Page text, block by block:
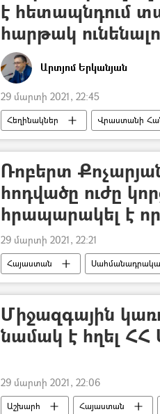
է հետապնդում
հարթակ
Արտյոմ Երկանյան
29 մարտի 2021, 22:45
Հեղինակներ Վրաստանի
Թուրքիա
Ադրբեջան
Ռոբերտ
հոդվածը ուժը
հրապարակել է
29 մարտի 2021, 22:21
Հայաստան
«Մարտի 1–ի» գործով
Միջազգային
նամակ է հղել
29 մարտի 2021, 22:06
Աշխարհ Հայաստան